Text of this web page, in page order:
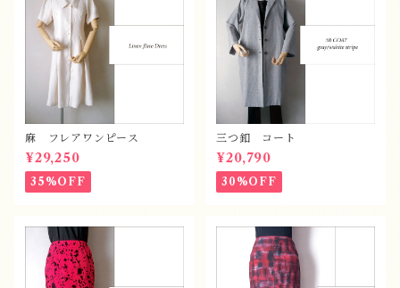
麻 フレアワンピース
¥29,250
35%OFF
三つ釦 コート
¥20,790
30%OFF